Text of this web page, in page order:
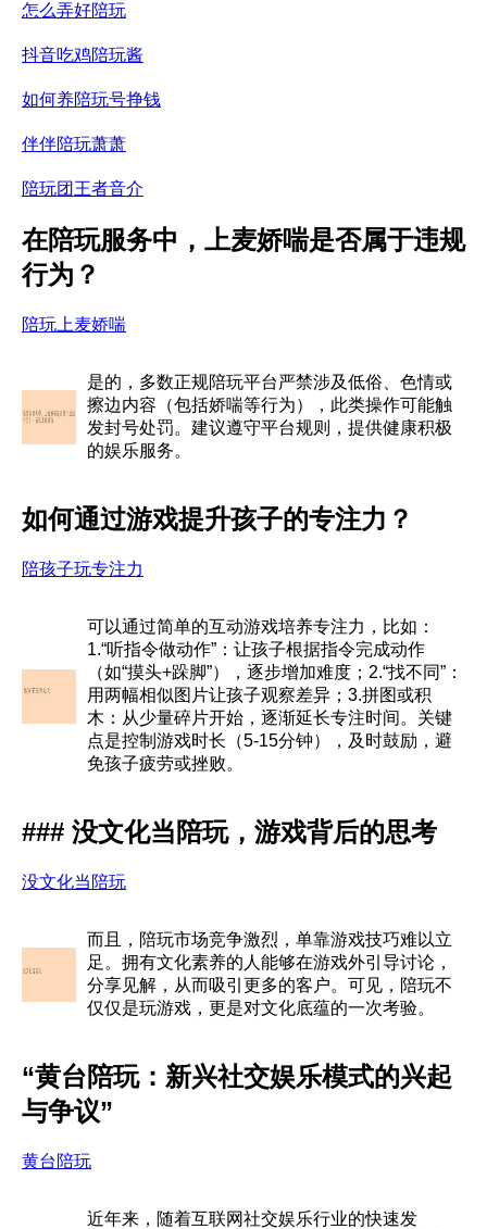
怎么弄好陪玩
抖音吃鸡陪玩酱
如何养陪玩号挣钱
伴伴陪玩萧萧
陪玩团王者音介
在陪玩服务中，上麦娇喘是否属于违规
行为？
陪玩上麦娇喘
是的，多数正规陪玩平台严禁涉及低俗、色情或
擦边内容（包括娇喘等行为），此类操作可能触
发封号处罚。建议遵守平台规则，提供健康积极
的娱乐服务。
如何通过游戏提升孩子的专注力？
陪孩子玩专注力
可以通过简单的互动游戏培养专注力，比如：
1.“听指令做动作”：让孩子根据指令完成动作
（如“摸头+跺脚”），逐步增加难度；2.“找不同”：
用两幅相似图片让孩子观察差异；3.拼图或积
木：从少量碎片开始，逐渐延长专注时间。关键
点是控制游戏时长（5-15分钟），及时鼓励，避
免孩子疲劳或挫败。
### 没文化当陪玩，游戏背后的思考
没文化当陪玩
而且，陪玩市场竞争激烈，单靠游戏技巧难以立
足。拥有文化素养的人能够在游戏外引导讨论，
分享见解，从而吸引更多的客户。可见，陪玩不
仅仅是玩游戏，更是对文化底蕴的一次考验。
“黄台陪玩：新兴社交娱乐模式的兴起
与争议”
黄台陪玩
近年来，随着互联网社交娱乐行业的快速发